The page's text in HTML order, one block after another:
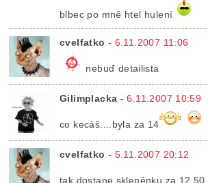
blbec po mně htel hulení
cvelfatko - 6.11.2007 11:06
nebuď detailista
Gilimplacka -6.11.2007 10:59
co kecáš....byla za 14
cvelfatko - 5.11.2007 20:12
tak dostane skleněnku za 12,50